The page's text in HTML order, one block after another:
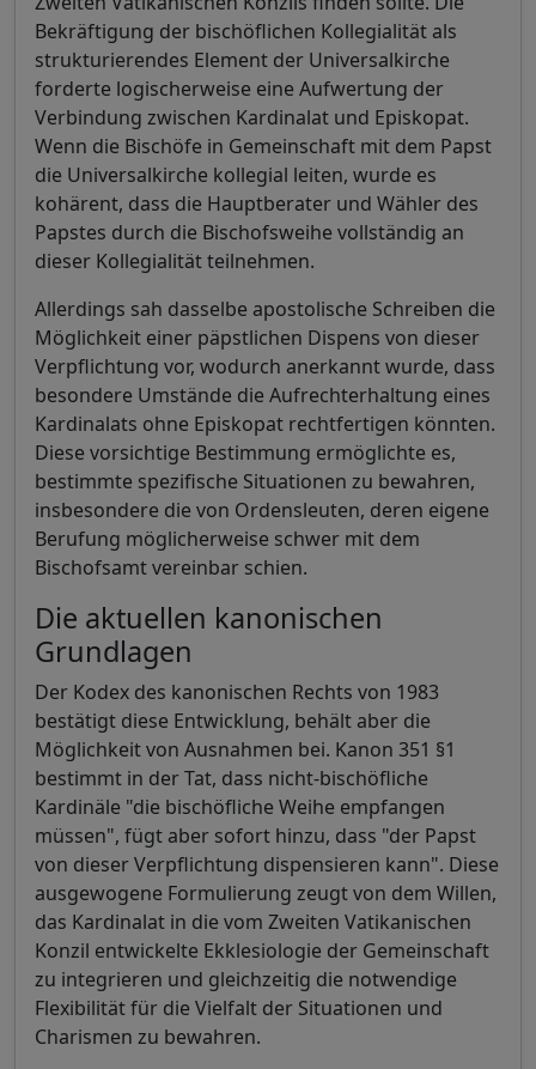
Bekräftigung der bischöflichen Kollegialität als
strukturierendes Element der Universalkirche
forderte logischerweise eine Aufwertung der
Verbindung zwischen Kardinalat und Episkopat.
Wenn die Bischöfe in Gemeinschaft mit dem Papst
die Universalkirche kollegial leiten, wurde es
kohärent, dass die Hauptberater und Wähler des
Papstes durch die Bischofsweihe vollständig an
dieser Kollegialität teilnehmen.
Allerdings sah dasselbe apostolische Schreiben die
Möglichkeit einer päpstlichen Dispens von dieser
Verpflichtung vor, wodurch anerkannt wurde, dass
besondere Umstände die Aufrechterhaltung eines
Kardinalats ohne Episkopat rechtfertigen könnten.
Diese vorsichtige Bestimmung ermöglichte es,
bestimmte spezifische Situationen zu bewahren,
insbesondere die von Ordensleuten, deren eigene
Berufung möglicherweise schwer mit dem
Bischofsamt vereinbar schien.
Die aktuellen kanonischen
Grundlagen
Der Kodex des kanonischen Rechts von 1983
bestätigt diese Entwicklung, behält aber die
Möglichkeit von Ausnahmen bei. Kanon 351 §1
bestimmt in der Tat, dass nicht-bischöfliche
Kardinäle "die bischöfliche Weihe empfangen
müssen", fügt aber sofort hinzu, dass "der Papst
von dieser Verpflichtung dispensieren kann". Diese
ausgewogene Formulierung zeugt von dem Willen,
das Kardinalat in die vom Zweiten Vatikanischen
Konzil entwickelte Ekklesiologie der Gemeinschaft
zu integrieren und gleichzeitig die notwendige
Flexibilität für die Vielfalt der Situationen und
Charismen zu bewahren.